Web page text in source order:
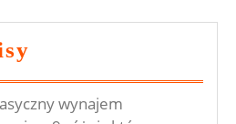
wynajem